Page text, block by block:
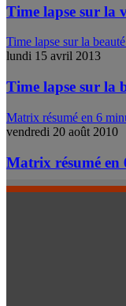
Time lapse sur la
Time lapse sur la
lundi 15 avril 2013
Time lapse sur la
Matrix résumé en 6
vendredi 20 août 2010
Matrix résumé en